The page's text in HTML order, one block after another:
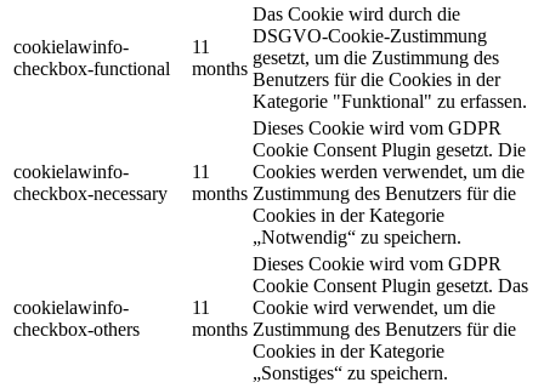
cookielawinfo-
checkbox-functional
11
months
Das Cookie wird durch die
DSGVO-Cookie-Zustimmung
gesetzt, um die Zustimmung des
Benutzers für die Cookies in der
Kategorie "Funktional" zu erfassen.
cookielawinfo-
checkbox-necessary
11
months
Dieses Cookie wird vom GDPR
Cookie Consent Plugin gesetzt. Die
Cookies werden verwendet, um die
Zustimmung des Benutzers für die
Cookies in der Kategorie
„Notwendig“ zu speichern.
cookielawinfo-
checkbox-others
11
months
Dieses Cookie wird vom GDPR
Cookie Consent Plugin gesetzt. Das
Cookie wird verwendet, um die
Zustimmung des Benutzers für die
Cookies in der Kategorie
„Sonstiges“ zu speichern.